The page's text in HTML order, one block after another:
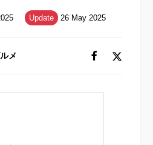
Update 26 May 2025
メ